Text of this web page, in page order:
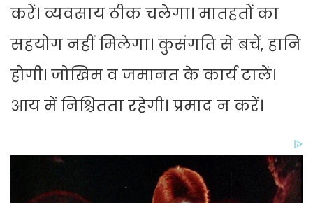
करें। व्यवसाय ठीक चलेगा। मातहतों का
सहयोग नहीं मिलेगा। कुसंगति से बचें, हानि
होगी। जोखिम व जमानत के कार्य टालें।
आय में निश्चितता रहेगी। प्रमाद न करें।